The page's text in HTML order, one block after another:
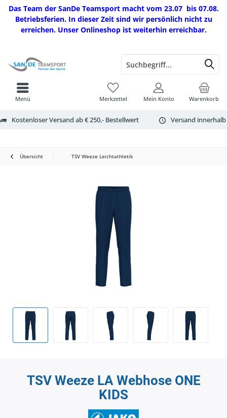
Das Team der SanDe Teamsport macht vom 23.07 bis 07.08.
Betriebsferien. In dieser Zeit sind wir persönlich nicht zu
erreichen. Unser Onlineshop ist weiterhin erreichbar.
Kostenloser Versand ab € 250,- Bestellwert Versand
Warenkorb
Merkzettel Mein Konto
Menü
Übersicht TSV Weeze Leichtathletik
TSV Weeze LA Webhose ONE
KIDS